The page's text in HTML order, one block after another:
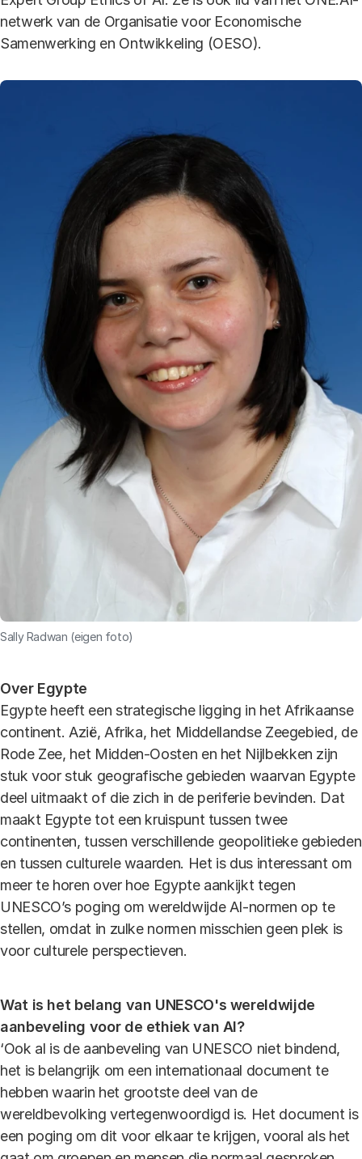
netwerk van de Organisatie voor Economische
Samenwerking en Ontwikkeling (OESO).
Sally Radwan (eigen foto)
Over Egypte
Egypte heeft een strategische ligging in het Afrikaanse
continent. Azië, Afrika, het Middellandse Zeegebied, de
Rode Zee, het Midden-Oosten en het Nijlbekken zijn
stuk voor stuk geografische gebieden waarvan Egypte
deel uitmaakt of die zich in de periferie bevinden. Dat
maakt Egypte tot een kruispunt tussen twee
continenten, tussen verschillende geopolitieke gebieden
en tussen culturele waarden. Het is dus interessant om
meer te horen over hoe Egypte aankijkt tegen
UNESCO’s poging om wereldwijde AI-normen op te
stellen, omdat in zulke normen misschien geen plek is
voor culturele perspectieven.
Wat is het belang van UNESCO's wereldwijde
aanbeveling voor de ethiek van AI?
‘Ook al is de aanbeveling van UNESCO niet bindend,
het is belangrijk om een internationaal document te
hebben waarin het grootste deel van de
wereldbevolking vertegenwoordigd is. Het document is
een poging om dit voor elkaar te krijgen, vooral als het